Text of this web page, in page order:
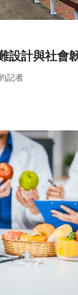
設計與社會
記者